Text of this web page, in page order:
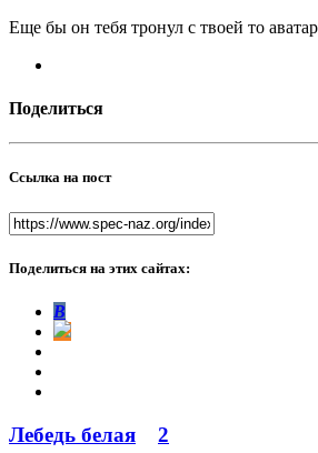
Еще бы он тебя тронул с твоей то
Поделиться
Ссылка на пост
Поделиться на этих сайтах:
В
Лебедь белая 2